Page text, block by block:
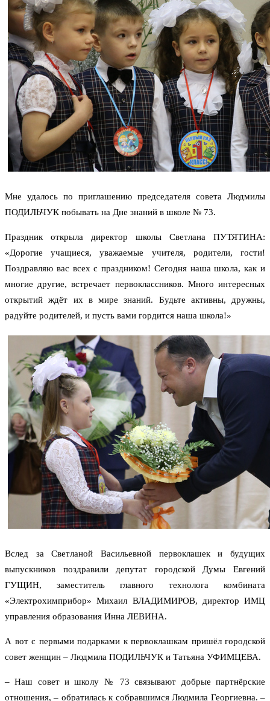
Мне удалось по приглашению председателя совета Людмилы
ПОДИЛЬЧУК побывать на Дне знаний в школе № 73.
Праздник открыла директор школы Светлана ПУТЯТИНА:
«Дорогие учащиеся, уважаемые учителя, родители, гости!
Поздравляю вас всех с праздником! Сегодня наша школа, как и
многие другие, встречает первоклассников. Много интересных
открытий ждёт их в мире знаний. Будьте активны, дружны,
радуйте родителей, и пусть вами гордится наша школа!»
Вслед за Светланой Васильевной первоклашек и будущих
выпускников поздравили депутат городской Думы Евгений
ГУЩИН, заместитель главного технолога комбината
«Электрохимприбор» Михаил ВЛАДИМИРОВ, директор ИМЦ
управления образования Инна ЛЕВИНА.
А вот с первыми подарками к первоклашкам пришёл городской
совет женщин – Людмила ПОДИЛЬЧУК и Татьяна УФИМЦЕВА.
– Наш совет и школу № 73 связывают добрые партнёрские
отношения, – обратилась к собравшимся Людмила Георгиевна. –